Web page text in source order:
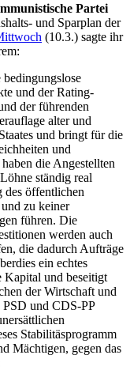
Partei
und Sparplan der
(10.3.) sagte ihr
und der Rating-
der führenden
alter und
und bringt für die
und
die Angestellten
ständig real
des öffentlichen
zu keiner
führen. Die
werden auch
die dadurch Aufträge
ein echtes
Kapital und beseitigt
der Wirtschaft und
und CDS-PP
Stabilitäsprogramm
Mächtigen, gegen das